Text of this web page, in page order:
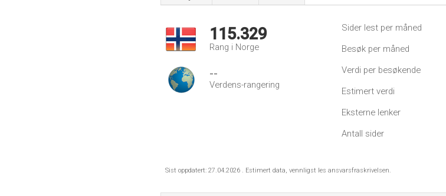
115.329
Rang i Norge
--
Verdens-rangering
Sider lest per måned
Besøk per måned
Verdi per besøkende
Estimert verdi
Eksterne lenker
Antall sider
Sist oppdatert: 27.04.2026 . Estimert data, vennligst les ansvarsfraskrivelsen.